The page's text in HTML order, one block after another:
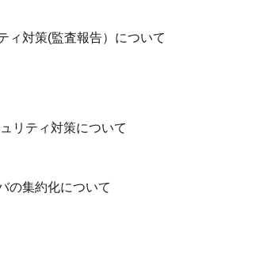
対策(監査報告）について
リティ対策について
の集約化について